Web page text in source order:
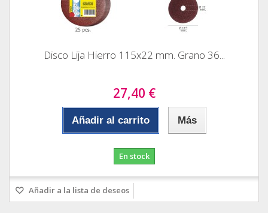
Disco Lija Hierro 115x22 mm. Grano 36...
27,40 €
Añadir al carrito Más
En stock
Añadir a la lista de deseos